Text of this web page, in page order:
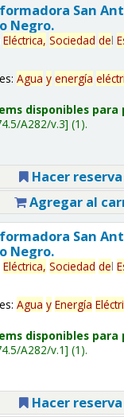
San
Negro.
Eléctrica, Sociedad del
Agua y energía
disponibles para
A282/v.3 (1).
Hacer reserva
Agregar al
San
Negro.
Eléctrica, Sociedad del
Agua y Energía
disponibles para
A282/v.1 (1).
Hacer reserva